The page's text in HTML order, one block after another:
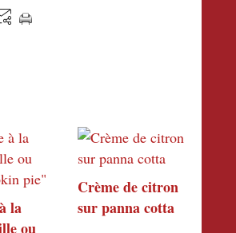
la
ou
Crème de citron
sur panna cotta